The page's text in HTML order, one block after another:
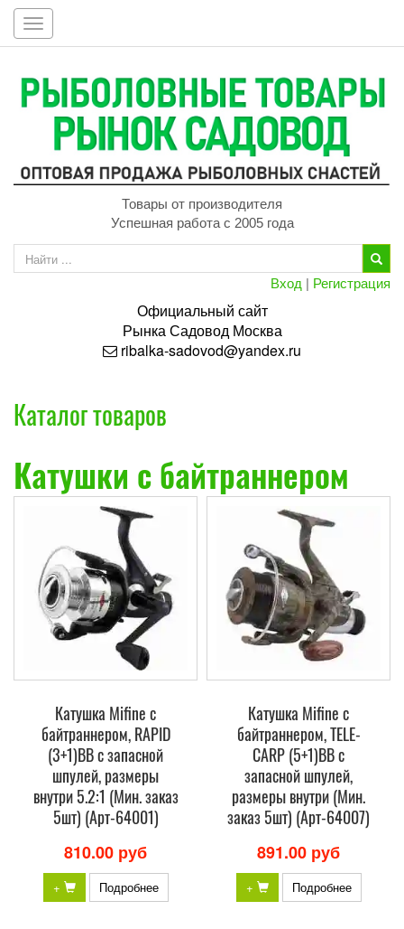
Toggle
navigation
Товары от производителя
Успешная работа с 2005 года
Вход | Регистрация
Официальный сайт
РынкаСадовод Москва
ribalka-sadovod@yandex.ru
Каталог товаров
Катушки с байтраннером
Катушка Mifine с
байтраннером, RAPID
(3+1)BB с запасной
шпулей, размеры
внутри 5.2:1 (Мин. заказ
5шт) (Арт-64001)
810.00 руб
+ Подробнее
Катушка Mifine с
байтраннером, TELE-
CARP (5+1)BB с
запасной шпулей,
размеры внутри (Мин.
заказ 5шт) (Арт-64007)
891.00 руб
+ Подробнее